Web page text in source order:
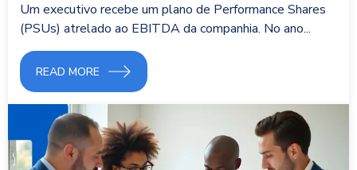
Um executivo recebe um plano de Performance Shares
(PSUs) atrelado ao EBITDA da companhia. No ano...
READ MORE